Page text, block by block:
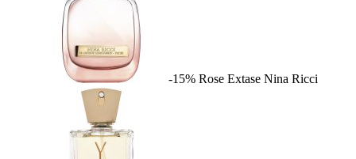
-15% Rose Extase Nina Ricci